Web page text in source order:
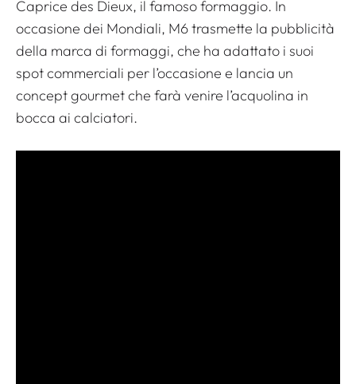
Caprice des Dieux, il famoso formaggio. In
occasione dei Mondiali, M6 trasmette la pubblicità
della marca di formaggi, che ha adattato i suoi
spot commerciali per l’occasione e lancia un
concept gourmet che farà venire l’acquolina in
bocca ai calciatori.